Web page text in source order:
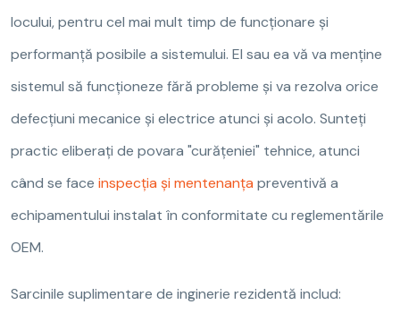
locului, pentru cel mai mult timp de funcționare și
performanță posibile a sistemului. El sau ea vă va menține
sistemul să funcționeze fără probleme și va rezolva orice
defecțiuni mecanice și electrice atunci și acolo. Sunteți
practic eliberați de povara "curățeniei" tehnice, atunci
când se face inspecția și mentenanța preventivă a
echipamentului instalat în conformitate cu reglementările
OEM.
Sarcinile suplimentare de inginerie rezidentă includ: